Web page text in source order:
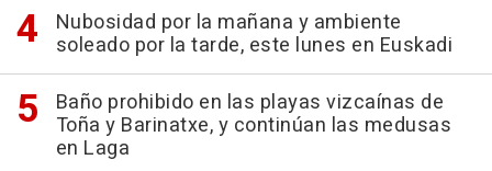
Nubosidad por la mañana y ambiente
soleado por la tarde, este lunes en Euskadi
Baño prohibido en las playas vizcaínas de
Toña y Barinatxe, y continúan las medusas
en Laga